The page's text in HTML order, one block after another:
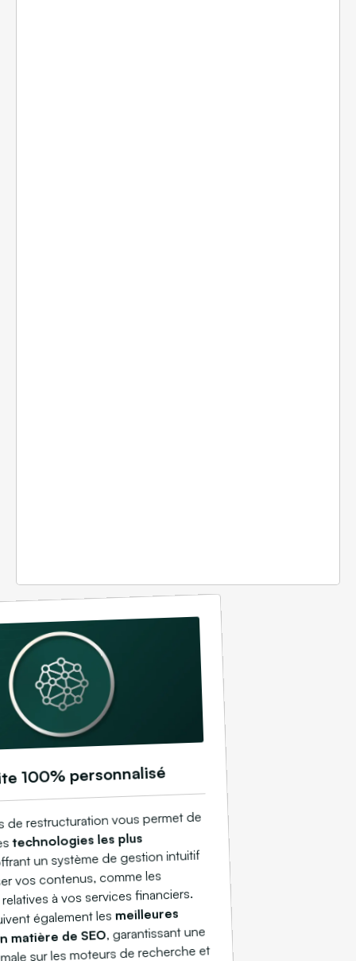
100% personnalisé
de restructuration vous permet de
technologies les plus
un système de gestion intuitif
vos contenus, comme les
à vos services financiers.
également lesmeilleures
matière de SEO, garantissant une
sur les moteurs de recherche et